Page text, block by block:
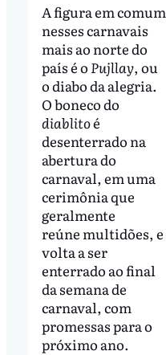
A figura em comum
nesses carnavais
mais ao norte do
país é o Pujllay, ou
o diabo da alegria.
O boneco do
diablitoé
desenterrado na
abertura do
carnaval, em uma
cerimônia que
geralmente
reúne multidões, e
volta a ser
enterrado ao final
da semana de
carnaval, com
promessas para o
próximo ano.